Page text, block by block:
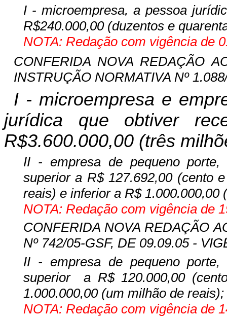
I - microempresa, a pessoa
R$240.000,00 (duzentos e
NOTA: Redação com vigência de
CONFERIDA NOVA REDAÇÃO
INSTRUÇÃO NORMATIVA Nº
I - microempresa e
jurídica que obtiver
R$3.600.000,00 (três
II - empresa de pequeno
superior a R$ 127.692,00 (cento
reais) e inferior a R$ 1.000.000,00
NOTA: Redação com vigência de
CONFERIDA NOVA REDAÇÃO
Nº 742/05-GSF, DE 09.09.05 -
II - empresa de pequeno
superior
a R$ 120.000,00
1.000.000,00 (um milhão de reais);
NOTA: Redação com vigência de